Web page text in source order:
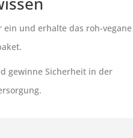
und erhalte das roh-vegane
gewinne Sicherheit in der